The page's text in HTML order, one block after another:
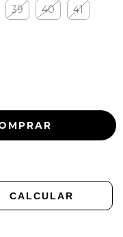
39 40 41
CALCULAR